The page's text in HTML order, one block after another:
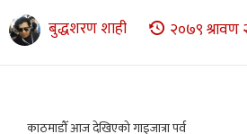
बुद्धशरण शाही २०७९
काठमाडौँ आज देखिएको गाइजात्रा पर्व